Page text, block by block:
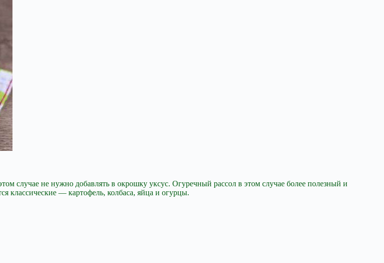
случае не нужно добавлять в окрошку уксус. Огуречный рассол в этом случае более полезный и
классические — картофель, колбаса, яйца и огурцы.